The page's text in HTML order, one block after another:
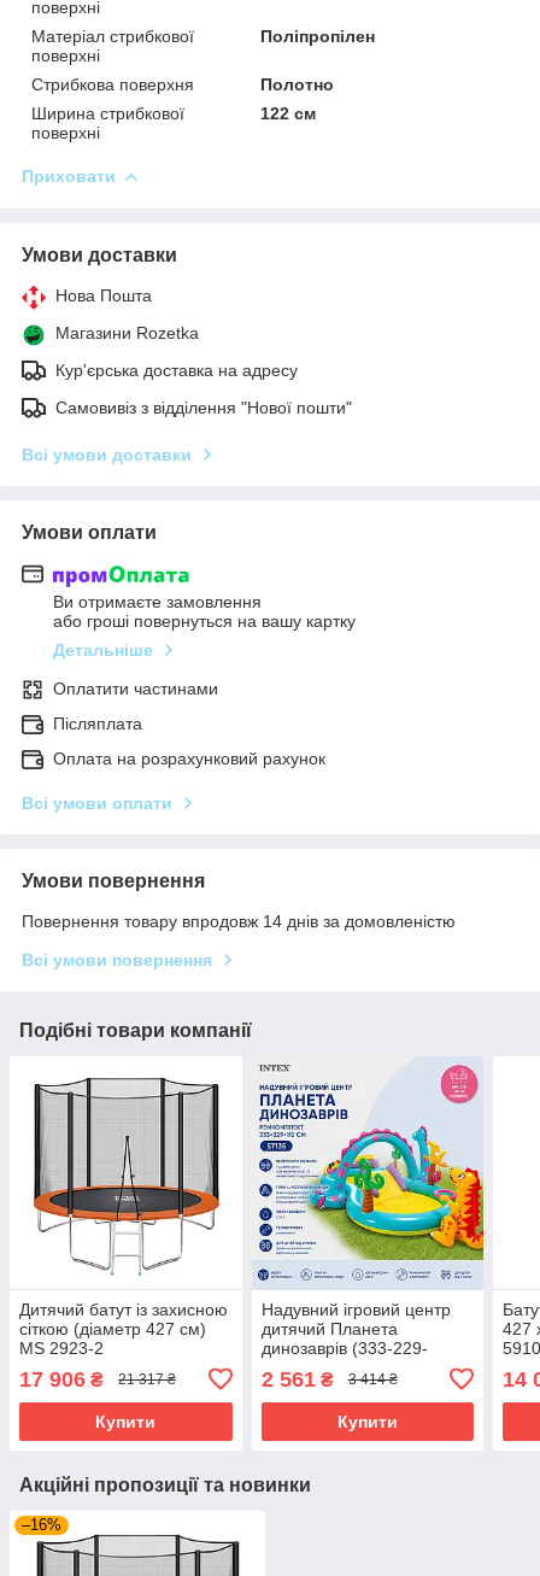
поверхні
Матеріал стрибкової
поверхні
Поліпропілен
Стрибкова поверхня
Полотно
Ширина стрибкової
поверхні
122 см
Приховати
Умови доставки
Нова Пошта
Магазини Rozetka
Кур'єрська доставка на адресу
Самовивіз з відділення "Нової пошти"
Всі умови доставки
Умови оплати
Ви отримаєте замовлення
або гроші повернуться на вашу картку
Детальніше
Оплатити частинами
Післяплата
Оплата на розрахунковий рахунок
Всі умови оплати
Умови повернення
Повернення товару впродовж 14 днів за домовленістю
Всі умови повернення
Подібні товари компанії
Дитячий батут із захисною
сіткою (діаметр 427 см)
MS 2923-2
17 906 ₴ 21 317 ₴
Купити
Надувний ігровий центр
дитячий Планета
динозаврів (333-229-
112см, ремкомплект) Intex
57135
2 561₴ 3 414 ₴
Купити
427
14
Акційні пропозиції та новинки
–16%